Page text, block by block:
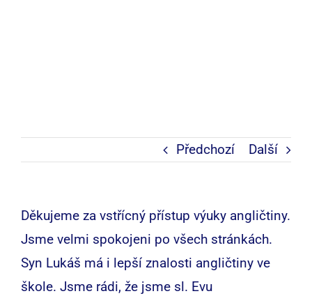
Předchozí Další
Děkujeme za vstřícný přístup výuky angličtiny.
Jsme velmi spokojeni po všech stránkách.
Syn Lukáš má i lepší znalosti angličtiny ve
škole. Jsme rádi, že jsme sl. Evu